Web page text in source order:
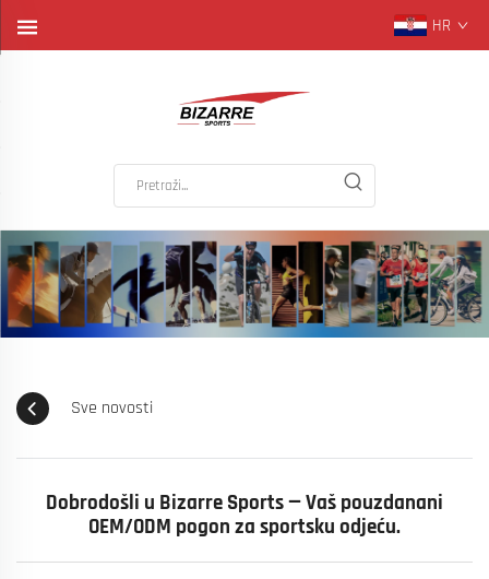
HR
Sve novosti
Dobrodošli u Bizarre Sports — Vaš pouzdanani
OEM/ODM pogon za sportsku odjeću.